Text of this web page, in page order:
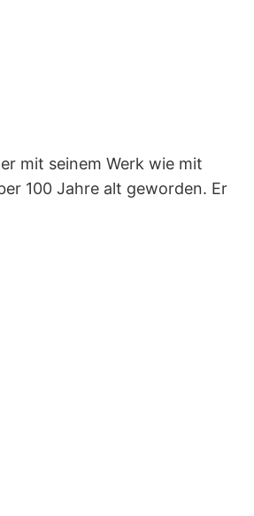
mit seinem Werk wie mit
100 Jahre alt geworden. Er